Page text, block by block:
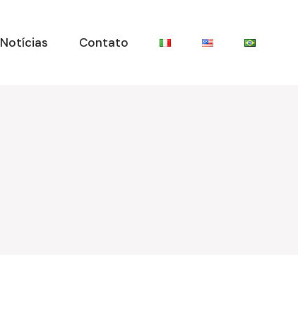
Notícias Contato